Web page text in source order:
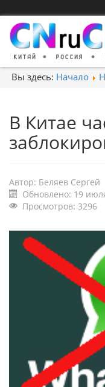
Вы здесь: Начало
В Китае
Автор: Беляев Сергей
Обновлено: 19
Просмотров: 3296